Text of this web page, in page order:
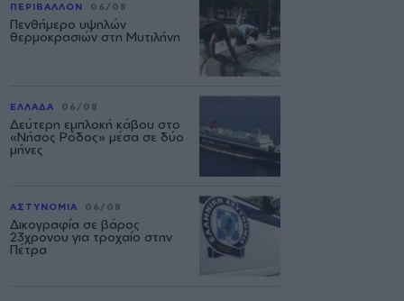
ΠΕΡΙΒΑΛΛΟΝ 06/08
Πενθήμερο υψηλών
θερμοκρασιών στη Μυτιλήνη
ΕΛΛΑΔΑ 06/08
Δεύτερη εμπλοκή κάβου στο
«Νήσος Ρόδος» μέσα σε δύο
μήνες
ΑΣΤΥΝΟΜΙΑ 06/08
Δικογραφία σε βάρος
23χρονου για τροχαίο στην
Πέτρα